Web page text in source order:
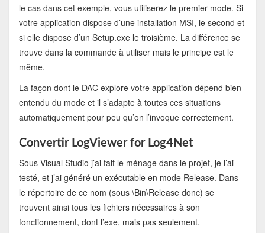
le cas dans cet exemple, vous utiliserez le premier mode. Si
votre application dispose d’une installation MSI, le second et
si elle dispose d’un Setup.exe le troisième. La différence se
trouve dans la commande à utiliser mais le principe est le
même.
La façon dont le DAC explore votre application dépend bien
entendu du mode et il s’adapte à toutes ces situations
automatiquement pour peu qu’on l’invoque correctement.
Convertir LogViewer for Log4Net
Sous Visual Studio j’ai fait le ménage dans le projet, je l’ai
testé, et j’ai généré un exécutable en mode Release. Dans
le répertoire de ce nom (sous \Bin\Release donc) se
trouvent ainsi tous les fichiers nécessaires à son
fonctionnement, dont l’exe, mais pas seulement.